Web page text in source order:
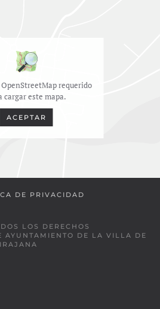
requerido
cargar este mapa.
ACEPTAR
DE PRIVACIDAD
LOS DERECHOS
AYUNTAMIENTO DE LA VILLA DE